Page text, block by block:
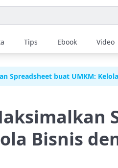
Tips Ebook Video
Spreadsheet buat UMKM:
Bisnis